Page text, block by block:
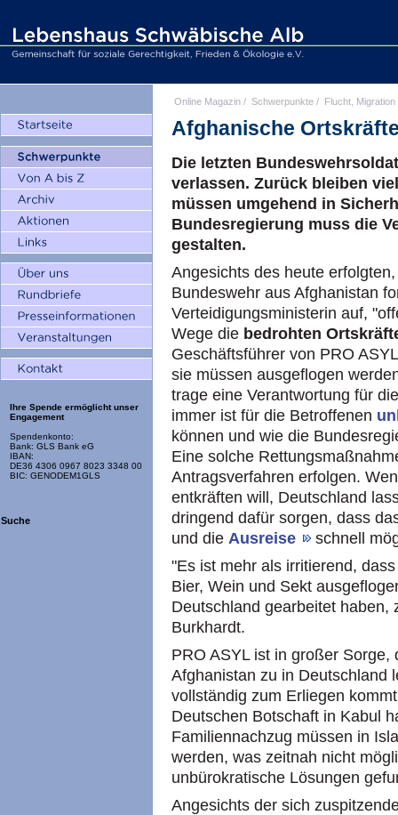
Ihre Spende ermöglicht unser
Engagement
Spendenkonto:
Bank: GLS Bank eG
IBAN:
DE36 4306 0967 8023 3348 00
BIC: GENODEM1GLS
Suche
Online Magazin / Schwerpunkte / Flucht, Migration
Afghanische
Die letzten
verlassen. Zurück bleiben
müssen umgehend in
Bundesregierung muss die
gestalten.
Angesichts des heute
Bundeswehr aus Afghanistan
Verteidigungsministerin auf,
Wege die bedrohten
Geschäftsführer von PRO
sie müssen ausgeflogen
trage eine Verantwortung für
immer ist für die Betroffenen
können und wie die
Eine solche
Antragsverfahren erfolgen.
entkräften will, Deutschland
dringend dafür sorgen, dass
und die Ausreise
schnell
"Es ist mehr als irritierend,
Bier, Wein und Sekt
Deutschland gearbeitet haben,
Burkhardt.
PRO ASYL ist in großer
Afghanistan zu in Deutschland
vollständig zum Erliegen
Deutschen Botschaft in Kabul
Familiennachzug müssen in
werden, was zeitnah nicht
unbürokratische Lösungen
Angesichts der sich